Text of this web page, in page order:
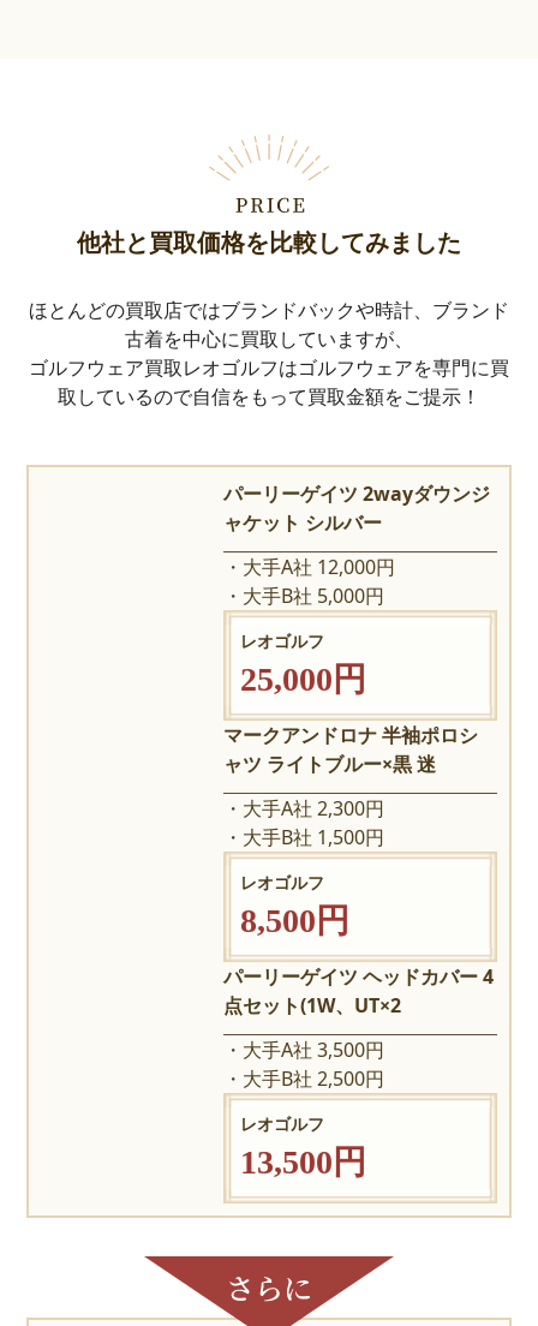
他社と買取価格を比較してみました
ほとんどの買取店ではブランドバックや時計、ブランド
古着を中心に買取していますが、
ゴルフウェア買取レオゴルフはゴルフウェアを専門に買
取しているので自信をもって買取金額をご提示！
パーリーゲイツ 2wayダウンジ
ャケット シルバー
大手A社 12,000円
大手B社 5,000円
レオゴルフ
25,000円
マークアンドロナ 半袖ポロシ
ャツ ライトブルー×黒 迷
大手A社 2,300円
大手B社 1,500円
レオゴルフ
8,500円
パーリーゲイツ ヘッドカバー 4
点セット(1W、UT×2
大手A社 3,500円
大手B社 2,500円
レオゴルフ
13,500円